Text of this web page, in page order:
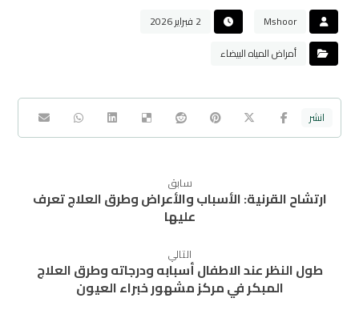
Mshoor
2 فبراير 2026
أمراض المياه البيضاء
سابق
ارتشاح القرنية: الأسباب والأعراض وطرق العلاج تعرف
عليها
التالي
طول النظر عند الاطفال أسبابه ودرجاته وطرق العلاج
المبكر في مركز مشهور خبراء العيون